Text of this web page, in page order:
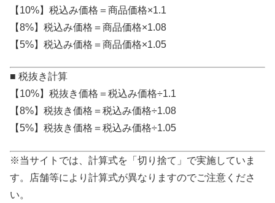
【10%】税込み価格＝商品価格×1.1
【8%】税込み価格＝商品価格×1.08
【5%】税込み価格＝商品価格×1.05
■ 税抜き計算
【10%】税抜き価格＝税込み価格÷1.1
【8%】税抜き価格＝税込み価格÷1.08
【5%】税抜き価格＝税込み価格÷1.05
※当サイトでは、計算式を「切り捨て」で実施していま
す。店舗等により計算式が異なりますのでご注意くださ
い。